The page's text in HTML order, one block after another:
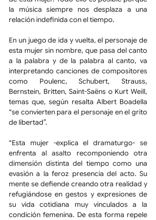
la música siempre nos desplaza a una
relación indefinida con el tiempo.
En un juego de ida y vuelta, el personaje de
esta mujer sin nombre, que pasa del canto
a la palabra y de la palabra al canto, va
interpretando canciones de compositores
como Poulenc, Schubert, Strauss,
Bernstein, Britten, Saint-Saëns o Kurt Weill,
temas que, según resalta Albert Boadella
“se convierten para el personaje en el grito
de libertad”.
“Esta mujer -explica el dramaturgo- se
enfrenta al asalto recomponiendo otra
dimensión distinta del tiempo como una
evasión a la feroz presencia del acto. Su
mente se defiende creando otra realidad y
refugiándose en gestos y expresiones de
su vida cotidiana muy vinculados a la
condición femenina. De esta forma repele